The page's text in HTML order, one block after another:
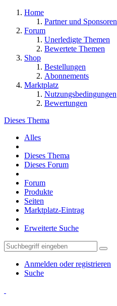
Home
Partner und Sponsoren
Forum
Unerledigte Themen
Bewertete Themen
Shop
Bestellungen
Abonnements
Marktplatz
Nutzungsbedingungen
Bewertungen
Dieses Thema
Alles
Dieses Thema
Dieses Forum
Forum
Produkte
Seiten
Marktplatz-Eintrag
Erweiterte Suche
Anmelden oder registrieren
Suche